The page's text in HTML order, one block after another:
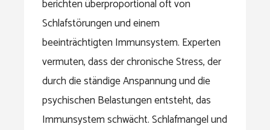
berichten überproportional oft von
Schlafstörungen und einem
beeinträchtigten Immunsystem. Experten
vermuten, dass der chronische Stress, der
durch die ständige Anspannung und die
psychischen Belastungen entsteht, das
Immunsystem schwächt. Schlafmangel und